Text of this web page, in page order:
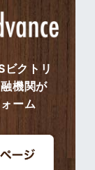
クトリ
機関が
ーム